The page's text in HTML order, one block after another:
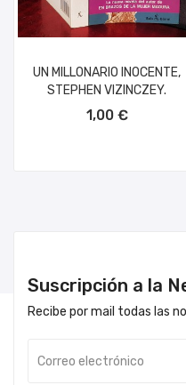
UN MILLONARIO INOCENTE,
STEPHEN VIZINCZEY.
1,00 €
Suscripción a la
Recibe por mail todas las